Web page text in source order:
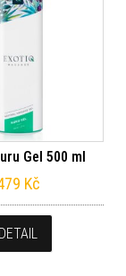
Gel 500 ml
Kč
DETAIL